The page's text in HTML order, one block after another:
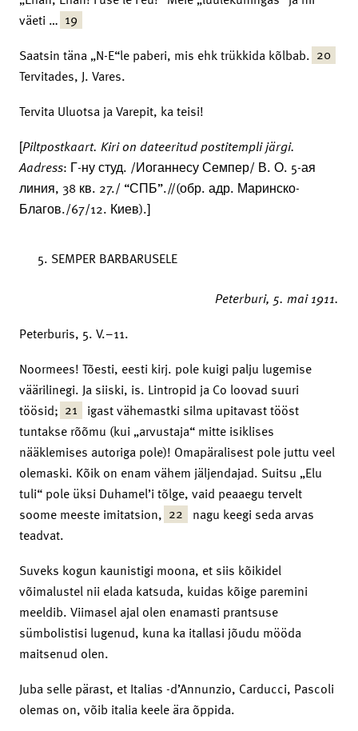
väeti … 19
Saatsin täna „N-E“le paberi, mis ehk trükkida kõlbab. 20
Tervitades, J. Vares.
Tervita Uluotsa ja Varepit, ka teisi!
[Piltpostkaart. Kiri on dateeritud postitempli järgi.
Aadress: Г-ну студ. /Иоганнесу Семпер/ В. О. 5-ая
линия, 38 кв. 27./ “СПБ”.//(обр. адр. Маринско-
Благов./67/12. Киев).]
SEMPER BARBARUSELE
Peterburi, 5. mai 1911.
Peterburis, 5. V.–11.
Noormees! Tõesti, eesti kirj. pole kuigi palju lugemise
väärilinegi. Ja siiski, is. Lintropid ja Co loovad suuri
töösid; 21 igast vähemastki silma upitavast tööst
tuntakse rõõmu (kui „arvustaja“ mitte isiklises
nääklemises autoriga pole)! Omapäralisest pole juttu veel
olemaski. Kõik on enam vähem jäljendajad. Suitsu „Elu
tuli“ pole üksi Duhamel’i tõlge, vaid peaaegu tervelt
soome meeste imitatsion, 22 nagu keegi seda arvas
teadvat.
Suveks kogun kaunistigi moona, et siis kõikidel
võimalustel nii elada katsuda, kuidas kõige paremini
meeldib. Viimasel ajal olen enamasti prantsuse
sümbolistisi lugenud, kuna ka itallasi jõudu mööda
maitsenud olen.
Juba selle pärast, et Italias -d’Annunzio, Carducci, Pascoli
olemas on, võib italia keele ära õppida.